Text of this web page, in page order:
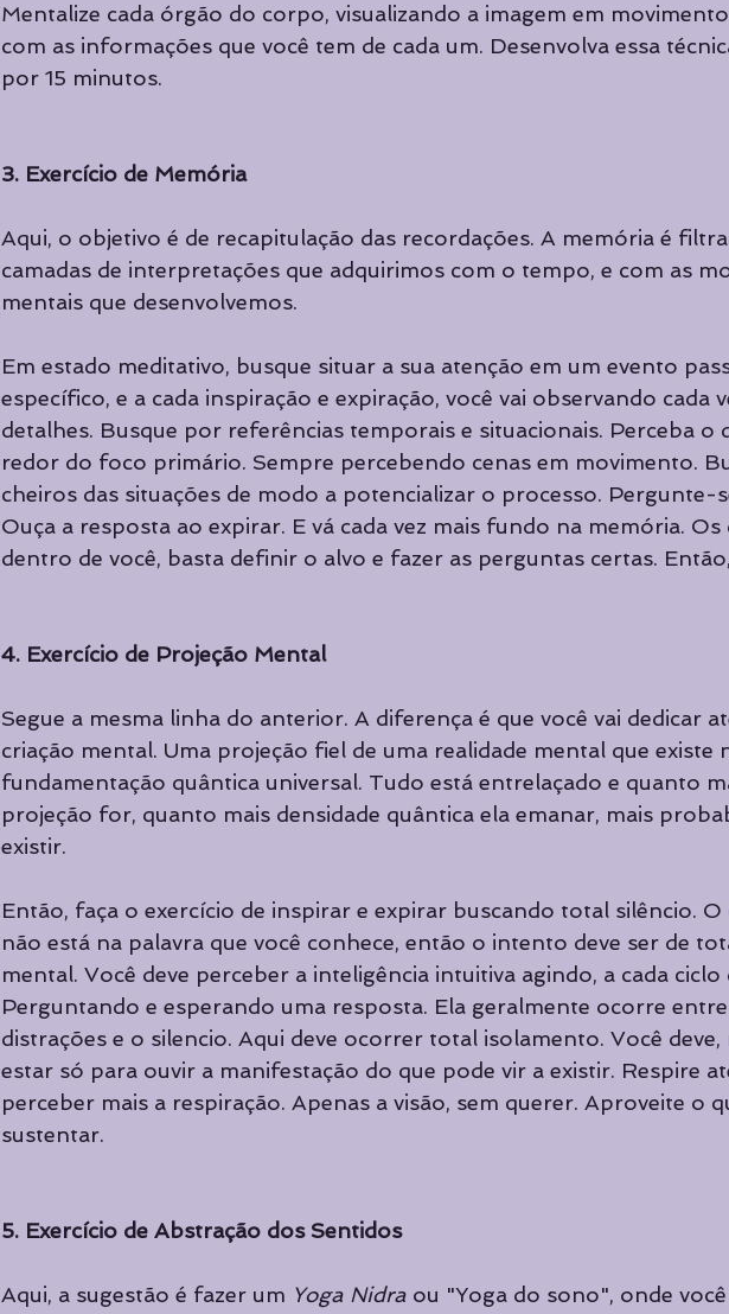
Mentalize cada órgão do corpo, visualizando a imagem em
com as informações que você tem de cada um. Desenvolva essa
por 15 minutos.
3. Exercício de Memória
Aqui, o objetivo é de recapitulação das recordações. A memória é
camadas de interpretações que adquirimos com o tempo, e com as
mentais que desenvolvemos.
Em estado meditativo, busque situar a sua atenção em um evento
específico, e a cada inspiração e expiração, você vai observando cada
detalhes. Busque por referências temporais e situacionais. Perceba o
redor do foco primário. Sempre percebendo cenas em movimento.
cheiros das situações de modo a potencializar o processo. Pergunte-
Ouça a resposta ao expirar. E vá cada vez mais fundo na memória. Os
dentro de você, basta definir o alvo e fazer as perguntas certas.
4. Exercício de Projeção Mental
Segue a mesma linha do anterior. A diferença é que você vai dedicar
criação mental. Uma projeção fiel de uma realidade mental que existe
fundamentação quântica universal. Tudo está entrelaçado e quanto
projeção for, quanto mais densidade quântica ela emanar, mais
existir.
Então, faça o exercício de inspirar e expirar buscando total silêncio. O
não está na palavra que você conhece, então o intento deve ser de
mental. Você deve perceber a inteligência intuitiva agindo, a cada ciclo
Perguntando e esperando uma resposta. Ela geralmente ocorre
distrações e o silencio. Aqui deve ocorrer total isolamento. Você deve,
estar só para ouvir a manifestação do que pode vir a existir. Respire
perceber mais a respiração. Apenas a visão, sem querer. Aproveite o
sustentar.
5. Exercício de Abstração dos Sentidos
Aqui, a sugestão é fazer um Yoga Nidra ou "Yoga do sono", onde